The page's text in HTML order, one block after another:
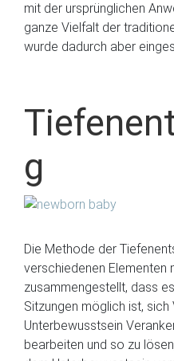
mit der ursprünglichen
ganze Vielfalt der
wurde dadurch aber
g
Die Methode der
verschiedenen Elementen
zusammengestellt, dass
Sitzungen möglich ist,
Unterbewusstsein
bearbeiten und so zu